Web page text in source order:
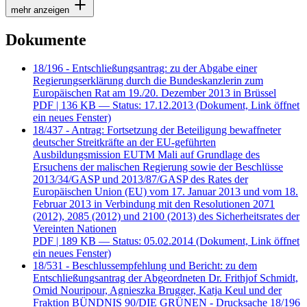
mehr anzeigen
Dokumente
18/196 - Entschließungsantrag: zu der Abgabe einer
Regierungserklärung durch die Bundeskanzlerin zum
Europäischen Rat am 19./20. Dezember 2013 in Brüssel
PDF | 136 KB — Status: 17.12.2013 (Dokument, Link öffnet
ein neues Fenster)
18/437 - Antrag: Fortsetzung der Beteiligung bewaffneter
deutscher Streitkräfte an der EU-geführten
Ausbildungsmission EUTM Mali auf Grundlage des
Ersuchens der malischen Regierung sowie der Beschlüsse
2013/34/GASP und 2013/87/GASP des Rates der
Europäischen Union (EU) vom 17. Januar 2013 und vom 18.
Februar 2013 in Verbindung mit den Resolutionen 2071
(2012), 2085 (2012) und 2100 (2013) des Sicherheitsrates der
Vereinten Nationen
PDF | 189 KB — Status: 05.02.2014 (Dokument, Link öffnet
ein neues Fenster)
18/531 - Beschlussempfehlung und Bericht: zu dem
Entschließungsantrag der Abgeordneten Dr. Frithjof Schmidt,
Omid Nouripour, Agnieszka Brugger, Katja Keul und der
Fraktion BÜNDNIS 90/DIE GRÜNEN - Drucksache 18/196